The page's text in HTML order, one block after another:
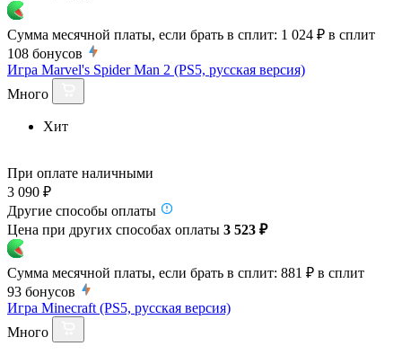
Сумма месячной платы, если брать в сплит: 1 024 ₽ в сплит
108 бонусов
Игра Marvel's Spider Man 2 (PS5, русская версия)
Много
Хит
При оплате наличными
3 090 ₽
Другие способы оплаты
Цена при других способах оплаты 3 523 ₽
Сумма месячной платы, если брать в сплит: 881 ₽ в сплит
93 бонусов
Игра Minecraft (PS5, русская версия)
Много